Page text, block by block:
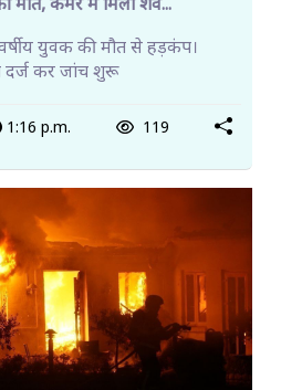
मौत, कमरे में मिला शव...
युवक की मौत से हड़कंप।
दर्ज कर जांच शुरू
1:16 p.m. 119